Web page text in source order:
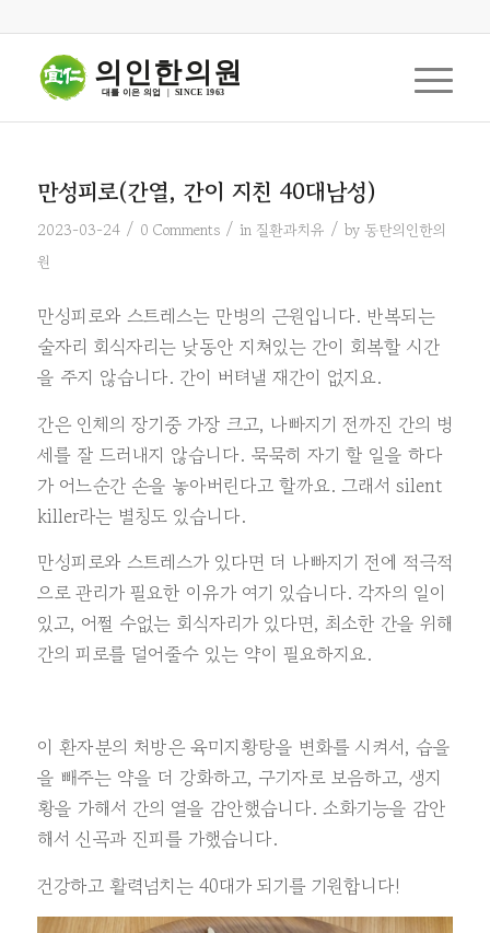
의인한의원
대를 이은 의업  |  SINCE 1963
만성피로(간열, 간이 지친 40대남성)
2023-03-24 / 0 Comments / in 질환과치유 / by 동탄의인한의
원
만성피로와 스트레스는 만병의 근원입니다. 반복되는
술자리 회식자리는 낮동안 지쳐있는 간이 회복할 시간
을 주지 않습니다. 간이 버텨낼 재간이 없지요.
간은 인체의 장기중 가장 크고, 나빠지기 전까진 간의 병
세를 잘 드러내지 않습니다. 묵묵히 자기 할 일을 하다
가 어느순간 손을 놓아버린다고 할까요. 그래서 silent
killer라는 별칭도 있습니다.
만성피로와 스트레스가 있다면 더 나빠지기 전에 적극적
으로 관리가 필요한 이유가 여기 있습니다. 각자의 일이
있고, 어쩔 수없는 회식자리가 있다면, 최소한 간을 위해
간의 피로를 덜어줄수 있는 약이 필요하지요.
이 환자분의 처방은 육미지황탕을 변화를 시켜서, 습을
을 빼주는 약을 더 강화하고, 구기자로 보음하고, 생지
황을 가해서 간의 열을 감안했습니다. 소화기능을 감안
해서 신곡과 진피를 가했습니다.
건강하고 활력넘치는 40대가 되기를 기원합니다!